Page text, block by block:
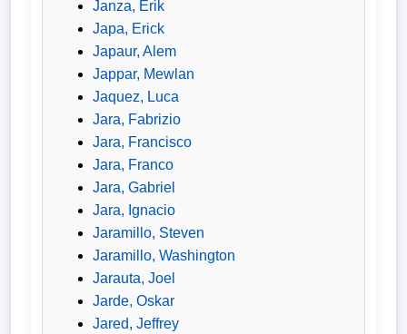
Janza, Erik
Japa, Erick
Japaur, Alem
Jappar, Mewlan
Jaquez, Luca
Jara, Fabrizio
Jara, Francisco
Jara, Franco
Jara, Gabriel
Jara, Ignacio
Jaramillo, Steven
Jaramillo, Washington
Jarauta, Joel
Jarde, Oskar
Jared, Jeffrey